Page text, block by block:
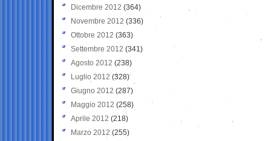
Dicembre 2012 (364)
Novembre 2012 (336)
Ottobre 2012 (363)
Settembre 2012 (341)
Agosto 2012 (238)
Luglio 2012 (328)
Giugno 2012 (287)
Maggio 2012 (258)
Aprile 2012 (218)
Marzo 2012 (255)